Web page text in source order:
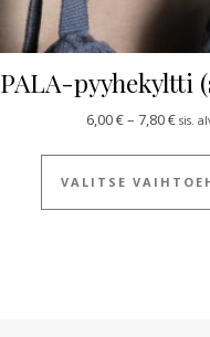
PALA-pyyhekyltti
6,00€– 7,80€ sis.
VALITSE